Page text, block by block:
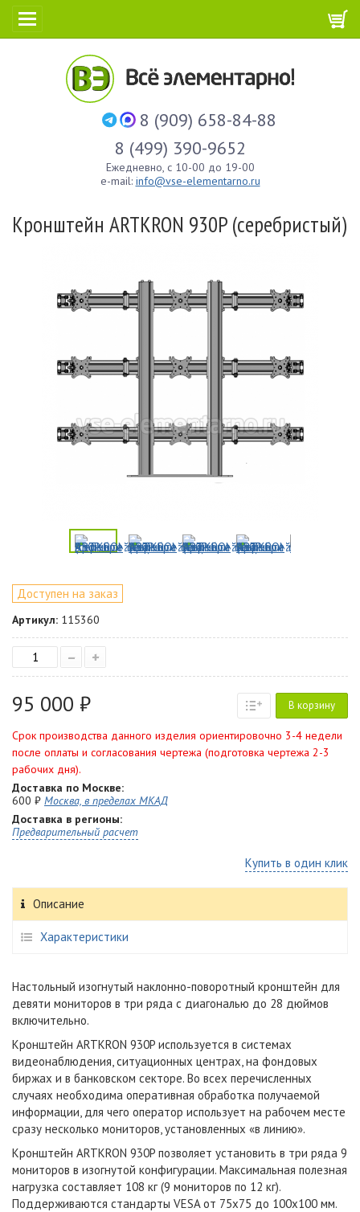
8 (909) 658-84-88
8 (499) 390-9652
Ежедневно, с 10-00 до 19-00
e-mail: info@vse-elementarno.ru
Кронштейн ARTKRON 930P (серебристый)
Доступен на заказ
Артикул: 115360
– +
95 000 ₽ В корзину
Срок производства данного изделия ориентировочно 3-4 недели
после оплаты и согласования чертежа (подготовка чертежа 2-3
рабочих дня).
Доставка по Москве:
600 ₽ Москва, в пределах МКАД
Доставка в регионы:
Предварительный расчет
Купить в один клик
Описание
Характеристики
Настольный изогнутый наклонно-поворотный кронштейн для
девяти мониторов в три ряда с диагональю до 28 дюймов
включительно.
Кронштейн ARTKRON 930P используется в системах
видеонаблюдения, ситуационных центрах, на фондовых
биржах и в банковском секторе. Во всех перечисленных
случаях необходима оперативная обработка получаемой
информации, для чего оператор использует на рабочем месте
сразу несколько мониторов, установленных «в линию».
Кронштейн ARTKRON 930P позволяет установить в три ряда 9
мониторов в изогнутой конфигурации. Максимальная полезная
нагрузка составляет 108 кг (9 мониторов по 12 кг).
Поддерживаются стандарты VESA от 75х75 до 100х100 мм.